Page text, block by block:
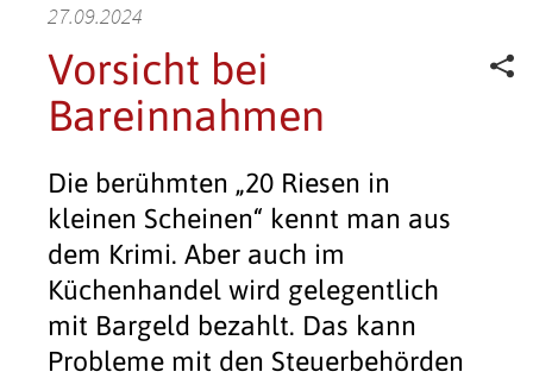
27.09.2024
Vorsicht bei
Bareinnahmen
Die berühmten „20 Riesen in
kleinen Scheinen“ kennt man aus
dem Krimi. Aber auch im
Küchenhandel wird gelegentlich
mit Bargeld bezahlt. Das kann
Probleme mit den Steuerbehörden